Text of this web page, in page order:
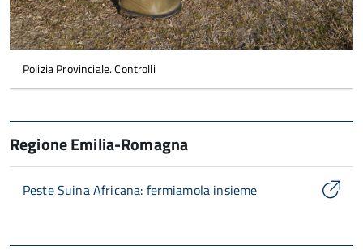
Polizia Provinciale. Controlli
Regione Emilia-Romagna
Peste Suina Africana: fermiamola insieme